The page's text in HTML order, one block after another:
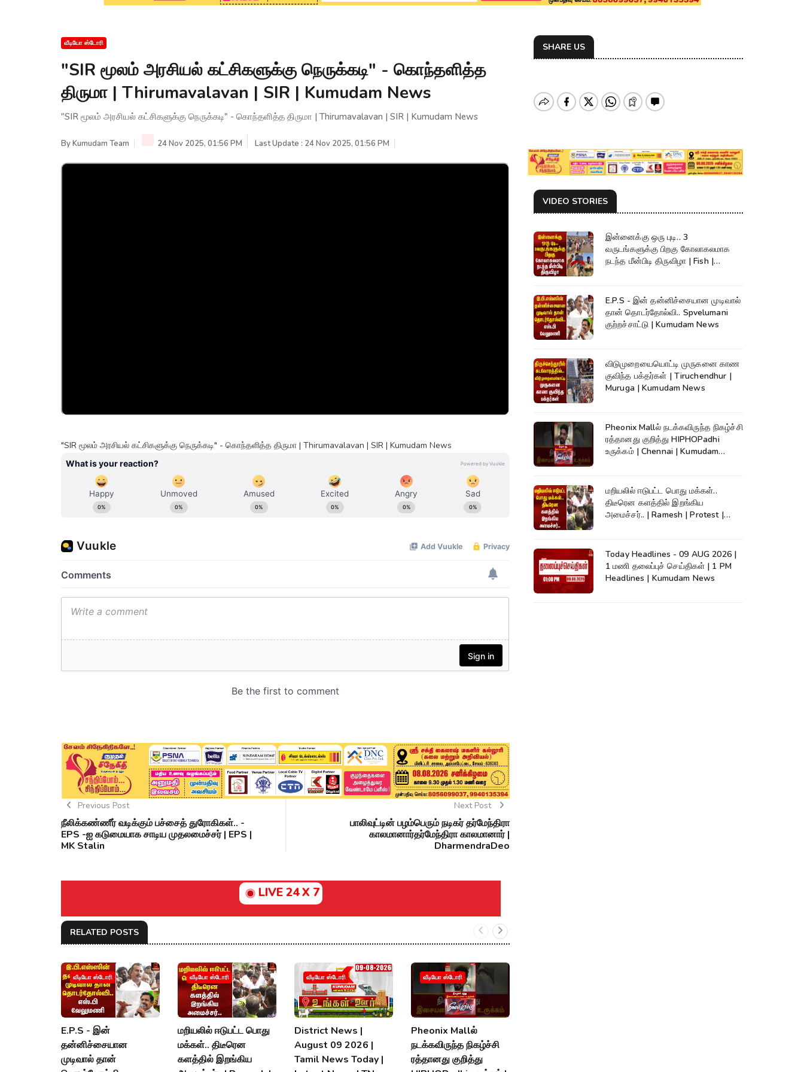
வீடியோ ஸ்டோரி
"SIR மூலம் அரசியல் கட்சிகளுக்கு நெருக்கடி" - கொந்தளித்த
திருமா | Thirumavalavan | SIR | Kumudam News
"SIR மூலம் அரசியல் கட்சிகளுக்கு நெருக்கடி" - கொந்தளித்த திருமா | Thirumavalavan | SIR | Kumudam News
ByKumudam Team 24 Nov 2025, 01:56 PM Last Update : 24 Nov 2025, 01:56 PM
"SIR மூலம் அரசியல் கட்சிகளுக்கு நெருக்கடி" - கொந்தளித்த திருமா | Thirumavalavan | SIR | Kumudam News
Previous Post
நீலிக்கண்ணீர் வடிக்கும் பச்சைத் துரோகிகள்.. -
EPS -ஐ கடுமையாக சாடிய முதலமைச்சர் | EPS |
MK Stalin
Next Post
பாலிவுட்டின் பழம்பெரும் நடிகர் தர்மேந்திரா
காலமானார்தர்மேந்திரா காலமானார் |
DharmendraDeo
LIVE 24 X 7
RELATED POSTS
வீடியோ ஸ்டோரி
E.P.S - இன்
தன்னிச்சையான
முடிவால் தான்
வீடியோ ஸ்டோரி
மறியலில் ஈடுபட்ட பொது
மக்கள்.. திடீரென
களத்தில் இறங்கிய
வீடியோ ஸ்டோரி
District News |
August 09 2026 |
Tamil News Today |
வீடியோ ஸ்டோரி
Pheonix Mallல்
நடக்கவிருந்த நிகழ்ச்சி
ரத்தானது குறித்து
SHARE US
VIDEO STORIES
இன்னைக்கு ஒரு புடி.. 3
வருடங்களுக்கு பிறகு கோலாகலமாக
நடந்த மீன்பிடி திருவிழா | Fish |
E.P.S - இன் தன்னிச்சையான முடிவால்
தான் தொடர்தோல்வி.. Spvelumani
குற்றச்சாட்டு | Kumudam News
விடுமுறையையொட்டி முருகனை காண
குவிந்த பக்தர்கள் | Tiruchendhur |
Muruga | Kumudam News
Pheonix Mallல் நடக்கவிருந்த நிகழ்ச்சி
ரத்தானது குறித்து HIPHOPadhi
உருக்கம் | Chennai | Kumudam
மறியலில் ஈடுபட்ட பொது மக்கள்..
திடீரென களத்தில் இறங்கிய
அமைச்சர்.. | Ramesh | Protest |
Today Headlines - 09 AUG 2026 |
1 மணி தலைப்புச் செய்திகள் | 1 PM
Headlines | Kumudam News